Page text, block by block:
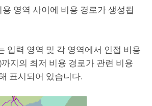
영역 사이에 비용 경로가 생성됩
입력 영역 및 각 영역에서 인접 비용
지의 최저 비용 경로가 관련 비용
표시되어 있습니다.